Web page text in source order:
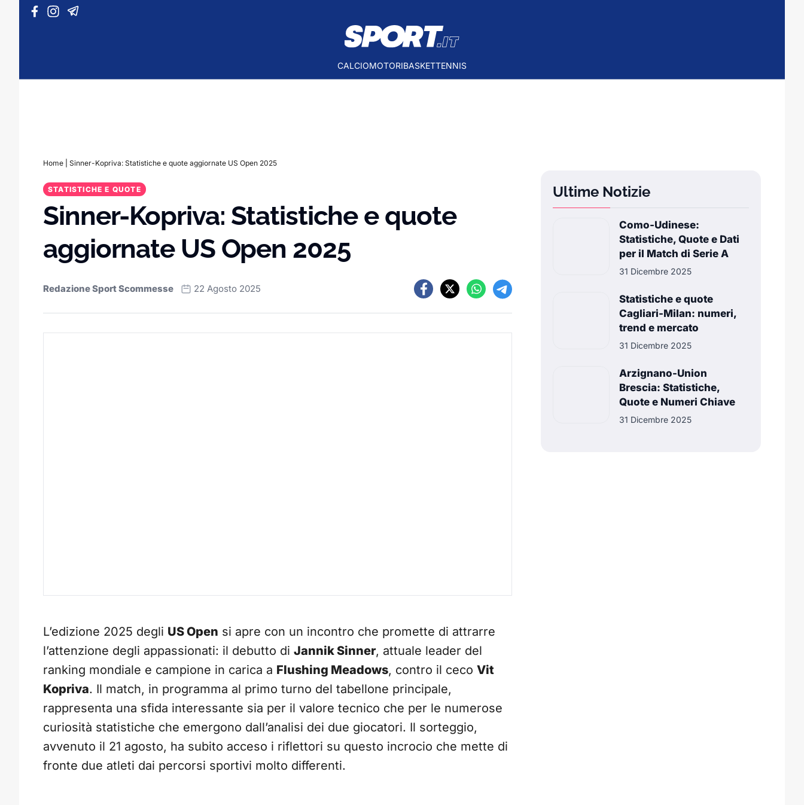
Vai al contenuto
CALCIOMOTORIBASKETTENNIS
Home Sinner-Kopriva: Statistiche e quote aggiornate US Open 2025
STATISTICHE E QUOTE
Sinner-Kopriva: Statistiche e quote
aggiornate US Open 2025
Redazione Sport Scommesse 22 Agosto 2025
L’edizione 2025 degli US Open si apre con un incontro che promette di attrarre
l’attenzione degli appassionati: il debutto di Jannik Sinner, attuale leader del
ranking mondiale e campione in carica a Flushing Meadows, contro il ceco Vit
Kopriva. Il match, in programma al primo turno del tabellone principale,
rappresenta una sfida interessante sia per il valore tecnico che per le numerose
curiosità statistiche che emergono dall’analisi dei due giocatori. Il sorteggio,
avvenuto il 21 agosto, ha subito acceso i riflettori su questo incrocio che mette di
fronte due atleti dai percorsi sportivi molto differenti.
Ultime Notizie
Como-Udinese:
Statistiche, Quote e Dati
per il Match di Serie A
31 Dicembre 2025
Statistiche e quote
Cagliari-Milan: numeri,
trend e mercato
31 Dicembre 2025
Arzignano-Union
Brescia: Statistiche,
Quote e Numeri Chiave
31 Dicembre 2025